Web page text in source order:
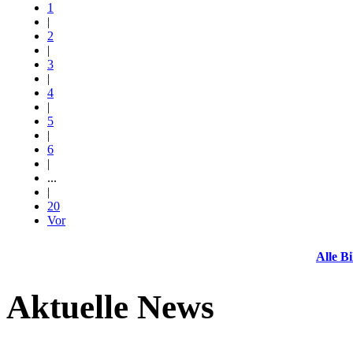
1
|
2
|
3
|
4
|
5
|
6
|
...
|
20
Vor
Alle
Aktuelle News